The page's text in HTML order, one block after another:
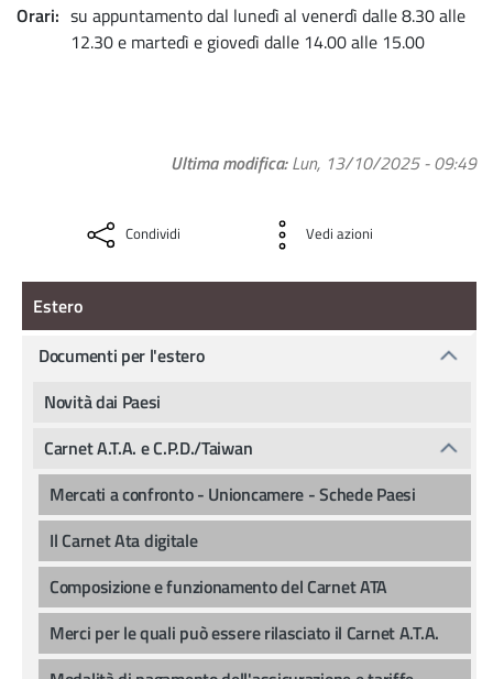
Orari
su appuntamento dal lunedì al venerdì dalle 8.30 alle
12.30 e martedì e giovedì dalle 14.00 alle 15.00
Ultima modifica Lun, 13/10/2025 - 09:49
Condividi Vedi azioni
Estero
Estero
Documenti per l'estero
Novità dai Paesi
Carnet A.T.A. e C.P.D./Taiwan
Mercati a confronto - Unioncamere - Schede Paesi
Il Carnet Ata digitale
Composizione e funzionamento del Carnet ATA
Merci per le quali può essere rilasciato il Carnet A.T.A.